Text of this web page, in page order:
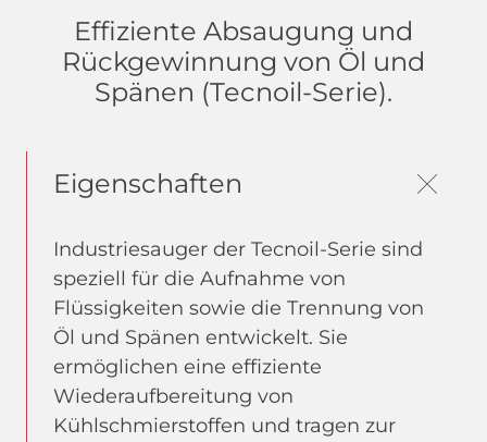
Effiziente Absaugung und
Rückgewinnung von Öl und
Spänen (Tecnoil-Serie).
Eigenschaften
Industriesauger der Tecnoil-Serie sind
speziell für die Aufnahme von
Flüssigkeiten sowie die Trennung von
Öl und Spänen entwickelt. Sie
ermöglichen eine effiziente
Wiederaufbereitung von
Kühlschmierstoffen und tragen zur